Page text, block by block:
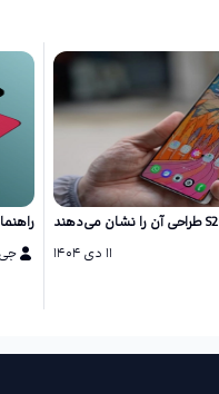
۱۱ دی ۱۴۰۴
راهنمای